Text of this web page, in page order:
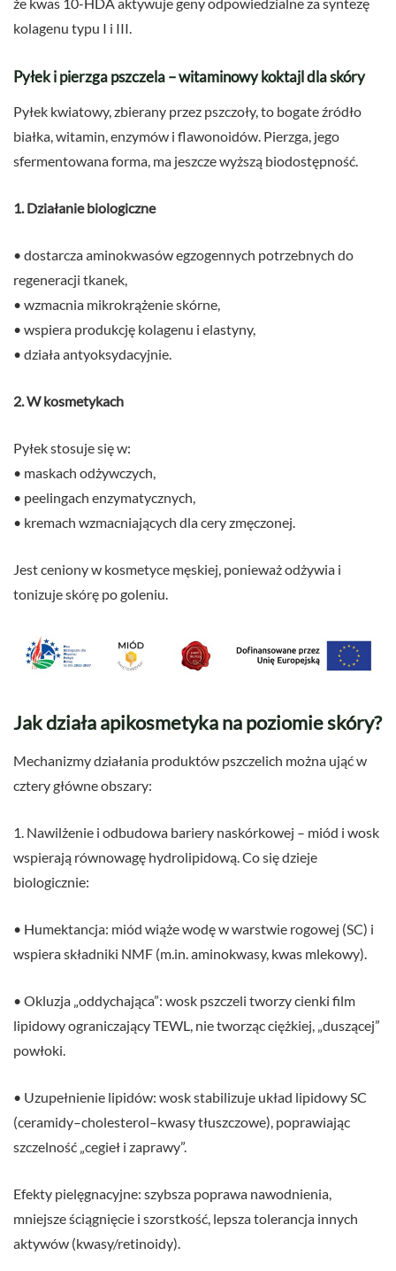
kolagenu typu I i III.
Pyłek i pierzga pszczela – witaminowy koktajl dla skóry
Pyłek kwiatowy, zbierany przez pszczoły, to bogate źródło
białka, witamin, enzymów i flawonoidów. Pierzga, jego
sfermentowana forma, ma jeszcze wyższą biodostępność.
1. Działanie biologiczne
• dostarcza aminokwasów egzogennych potrzebnych do
regeneracji tkanek,
• wzmacnia mikrokrążenie skórne,
• wspiera produkcję kolagenu i elastyny,
• działa antyoksydacyjnie.
2. W kosmetykach
Pyłek stosuje się w:
• maskach odżywczych,
• peelingach enzymatycznych,
• kremach wzmacniających dla cery zmęczonej.
Jest ceniony w kosmetyce męskiej, ponieważ odżywia i
tonizuje skórę po goleniu.
Jak działa apikosmetyka na poziomie skóry?
Mechanizmy działania produktów pszczelich można ująć w
cztery główne obszary:
1. Nawilżenie i odbudowa bariery naskórkowej – miód i wosk
wspierają równowagę hydrolipidową. Co się dzieje
biologicznie:
• Humektancja: miód wiąże wodę w warstwie rogowej (SC) i
wspiera składniki NMF (m.in. aminokwasy, kwas mlekowy).
• Okluzja „oddychająca”: wosk pszczeli tworzy cienki film
lipidowy ograniczający TEWL, nie tworząc ciężkiej, „duszącej”
powłoki.
• Uzupełnienie lipidów: wosk stabilizuje układ lipidowy SC
(ceramidy–cholesterol–kwasy tłuszczowe), poprawiając
szczelność „cegieł i zaprawy”.
Efekty pielęgnacyjne: szybsza poprawa nawodnienia,
mniejsze ściągnięcie i szorstkość, lepsza tolerancja innych
aktywów (kwasy/retinoidy).